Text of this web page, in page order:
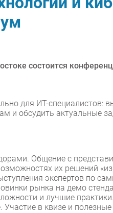
Маркетинг
ПО
Кадры
Регулирование
состоится
для ИТ-специалистов:
и обсудить актуальные
Общение с
их решений
экспертов по
рынка на демо
и лучшие практики.
в квизе и